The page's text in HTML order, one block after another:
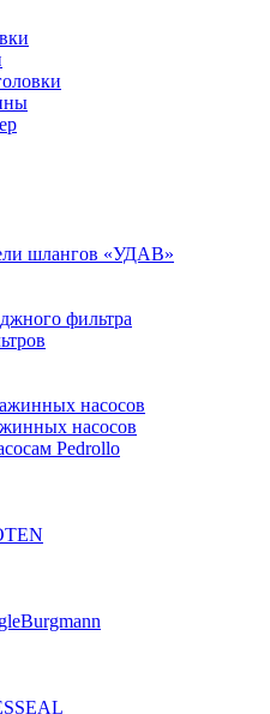
шлангов «УДАВ»
фильтра
насосов
насосов
Pedrollo